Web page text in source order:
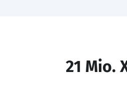
21 Mio.